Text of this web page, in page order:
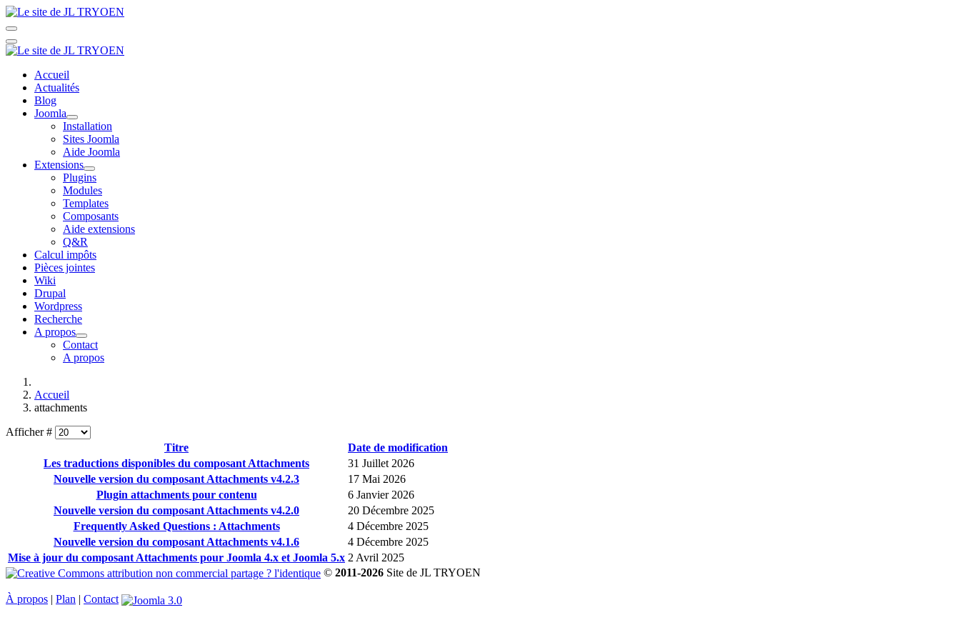
Accueil
Actualités
Blog
Joomla
Installation
Sites Joomla
Aide Joomla
Extensions
Plugins
Modules
Templates
Composants
Aide extensions
Q&R
Calcul impôts
Pièces jointes
Wiki
Drupal
Wordpress
Recherche
A propos
Contact
A propos
Accueil
attachments
Afficher #
Titre
Date de modification
Les traductions disponibles du composant Attachments
31 Juillet 2026
Nouvelle version du composant Attachments v4.2.3
17 Mai 2026
Plugin attachments pour contenu
6 Janvier 2026
Nouvelle version du composant Attachments v4.2.0
20 Décembre 2025
Frequently Asked Questions : Attachments
4 Décembre 2025
Nouvelle version du composant Attachments v4.1.6
4 Décembre 2025
Mise à jour du composant Attachments pour Joomla 4.x et Joomla 5.x 2 Avril 2025
© 2011-2026 Site de JL TRYOEN
À propos | Plan | Contact